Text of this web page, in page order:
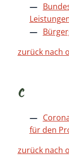
zurück nach
C
für den
zurück nach